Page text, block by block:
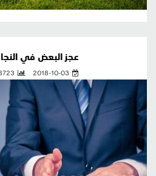
عجز البعض في
2018-10-03